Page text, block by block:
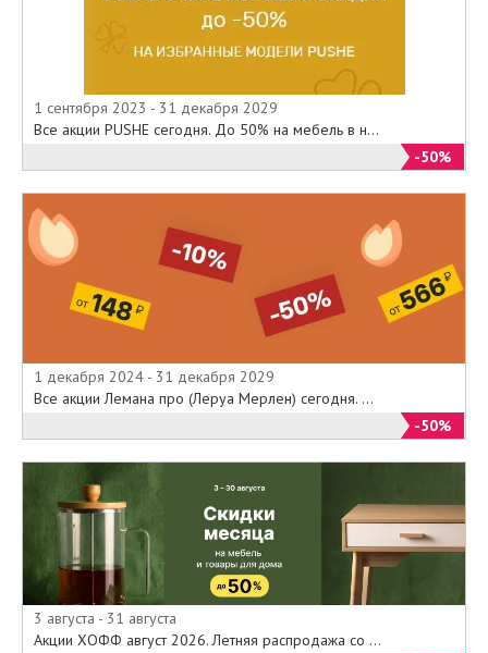
1 сентября 2023 - 31 декабря 2029
Все акции PUSHE сегодня. До 50% на мебель в н...
-50%
1 декабря 2024 - 31 декабря 2029
Все акции Лемана про (Леруа Мерлен) сегодня. ...
-50%
3 августа - 31 августа
Акции ХОФФ август 2026. Летняя распродажа со ...